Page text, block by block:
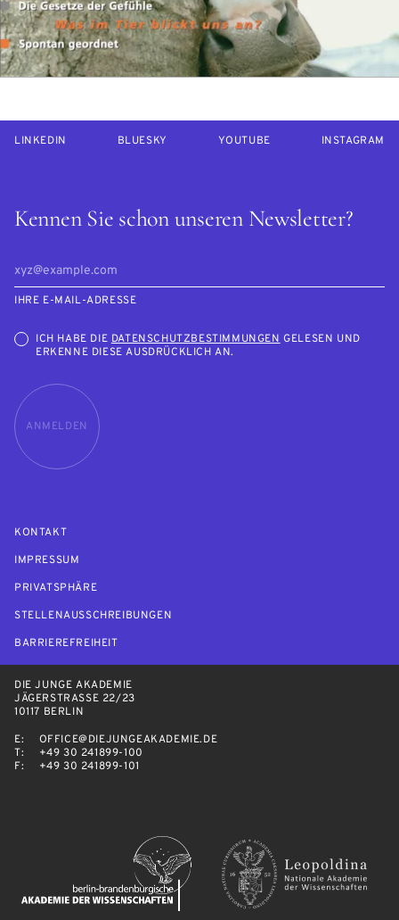
Kennen Sie schon unseren Newsletter?
IHRE E-MAIL-ADRESSE
ICH HABE DIE DATENSCHUTZBESTIMMUNGEN GELESEN UND
ERKENNE DIESE AUSDRÜCKLICH AN.
ANMELDEN
LINKEDIN BLUESKY YOUTUBE INSTAGRAM
KONTAKT
IMPRESSUM
PRIVATSPHÄRE
STELLENAUSSCHREIBUNGEN
BARRIEREFREIHEIT
DIE JUNGE AKADEMIE
JÄGERSTRASSE 22/23
10117 BERLIN
E:
OFFICE@DIEJUNGEAKADEMIE.DE
T:
+49 30 241899-100
F:
+49 30 241899-101